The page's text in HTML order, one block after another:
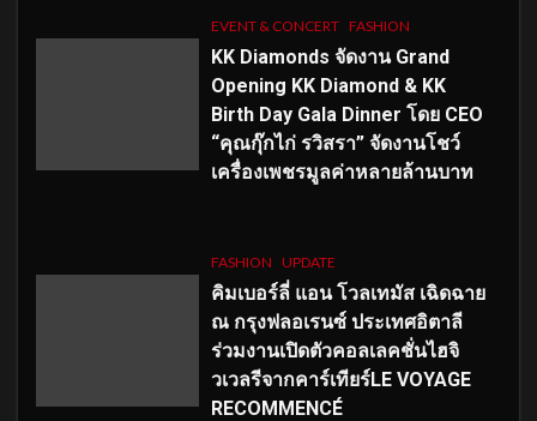
EVENT & CONCERT FASHION
KK Diamonds จัดงาน Grand
Opening KK Diamond & KK
Birth Day Gala Dinner โดย CEO
“คุณกุ๊กไก่ รวิสรา” จัดงานโชว์
เครื่องเพชรมูลค่าหลายล้านบาท
FASHION UPDATE
คิมเบอร์ลี่ แอน โวลเทมัส เฉิดฉาย
ณ กรุงฟลอเรนซ์ ประเทศอิตาลี
ร่วมงานเปิดตัวคอลเลคชั่นไฮจิ
วเวลรีจากคาร์เทียร์LE VOYAGE
RECOMMENCÉ